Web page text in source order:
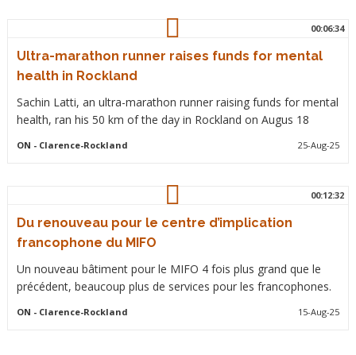
00:06:34
Ultra-marathon runner raises funds for mental
health in Rockland
Sachin Latti, an ultra-marathon runner raising funds for mental
health, ran his 50 km of the day in Rockland on Augus 18
ON - Clarence-Rockland 25-Aug-25
00:12:32
Du renouveau pour le centre d’implication
francophone du MIFO
Un nouveau bâtiment pour le MIFO 4 fois plus grand que le
précédent, beaucoup plus de services pour les francophones.
ON - Clarence-Rockland 15-Aug-25